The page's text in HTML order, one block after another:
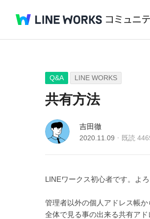
Q&A LINE WORKS
共有方法
吉田徹
2020.11.09 既読
LINEワークス初心者です。よ
管理者以外の個人アドレス帳か
全体で見る事の出来る共有ア